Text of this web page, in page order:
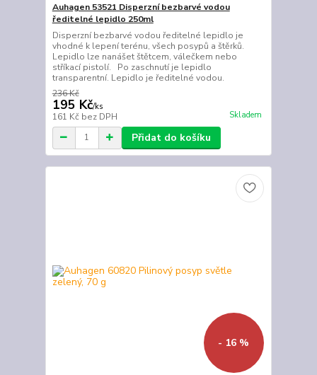
Auhagen 53521 Disperzní bezbarvé vodou
ředitelné lepidlo 250ml
Disperzní bezbarvé vodou ředitelné lepidlo je
vhodné k lepení terénu, všech posypů a štěrků.
Lepidlo lze nanášet štětcem, válečkem nebo
stříkací pistolí. Po zaschnutí je lepidlo
transparentní. Lepidlo je ředitelné vodou.
236 Kč
195 Kč/ks
161 Kč bez DPH Skladem
Přidat do košíku
- 16 %